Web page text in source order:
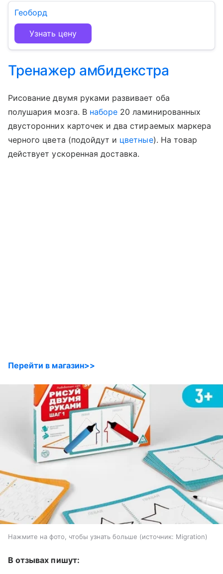
Геоборд
Узнать цену
Тренажер амбидекстра
Рисование двумя руками развивает оба
полушария мозга. В наборе 20 ламинированных
двусторонних карточек и два стираемых маркера
черного цвета (подойдут и цветные). На товар
действует ускоренная доставка.
Перейти в магазин>>
Нажмите на фото, чтобы узнать больше источник: Migration
В отзывах пишут: